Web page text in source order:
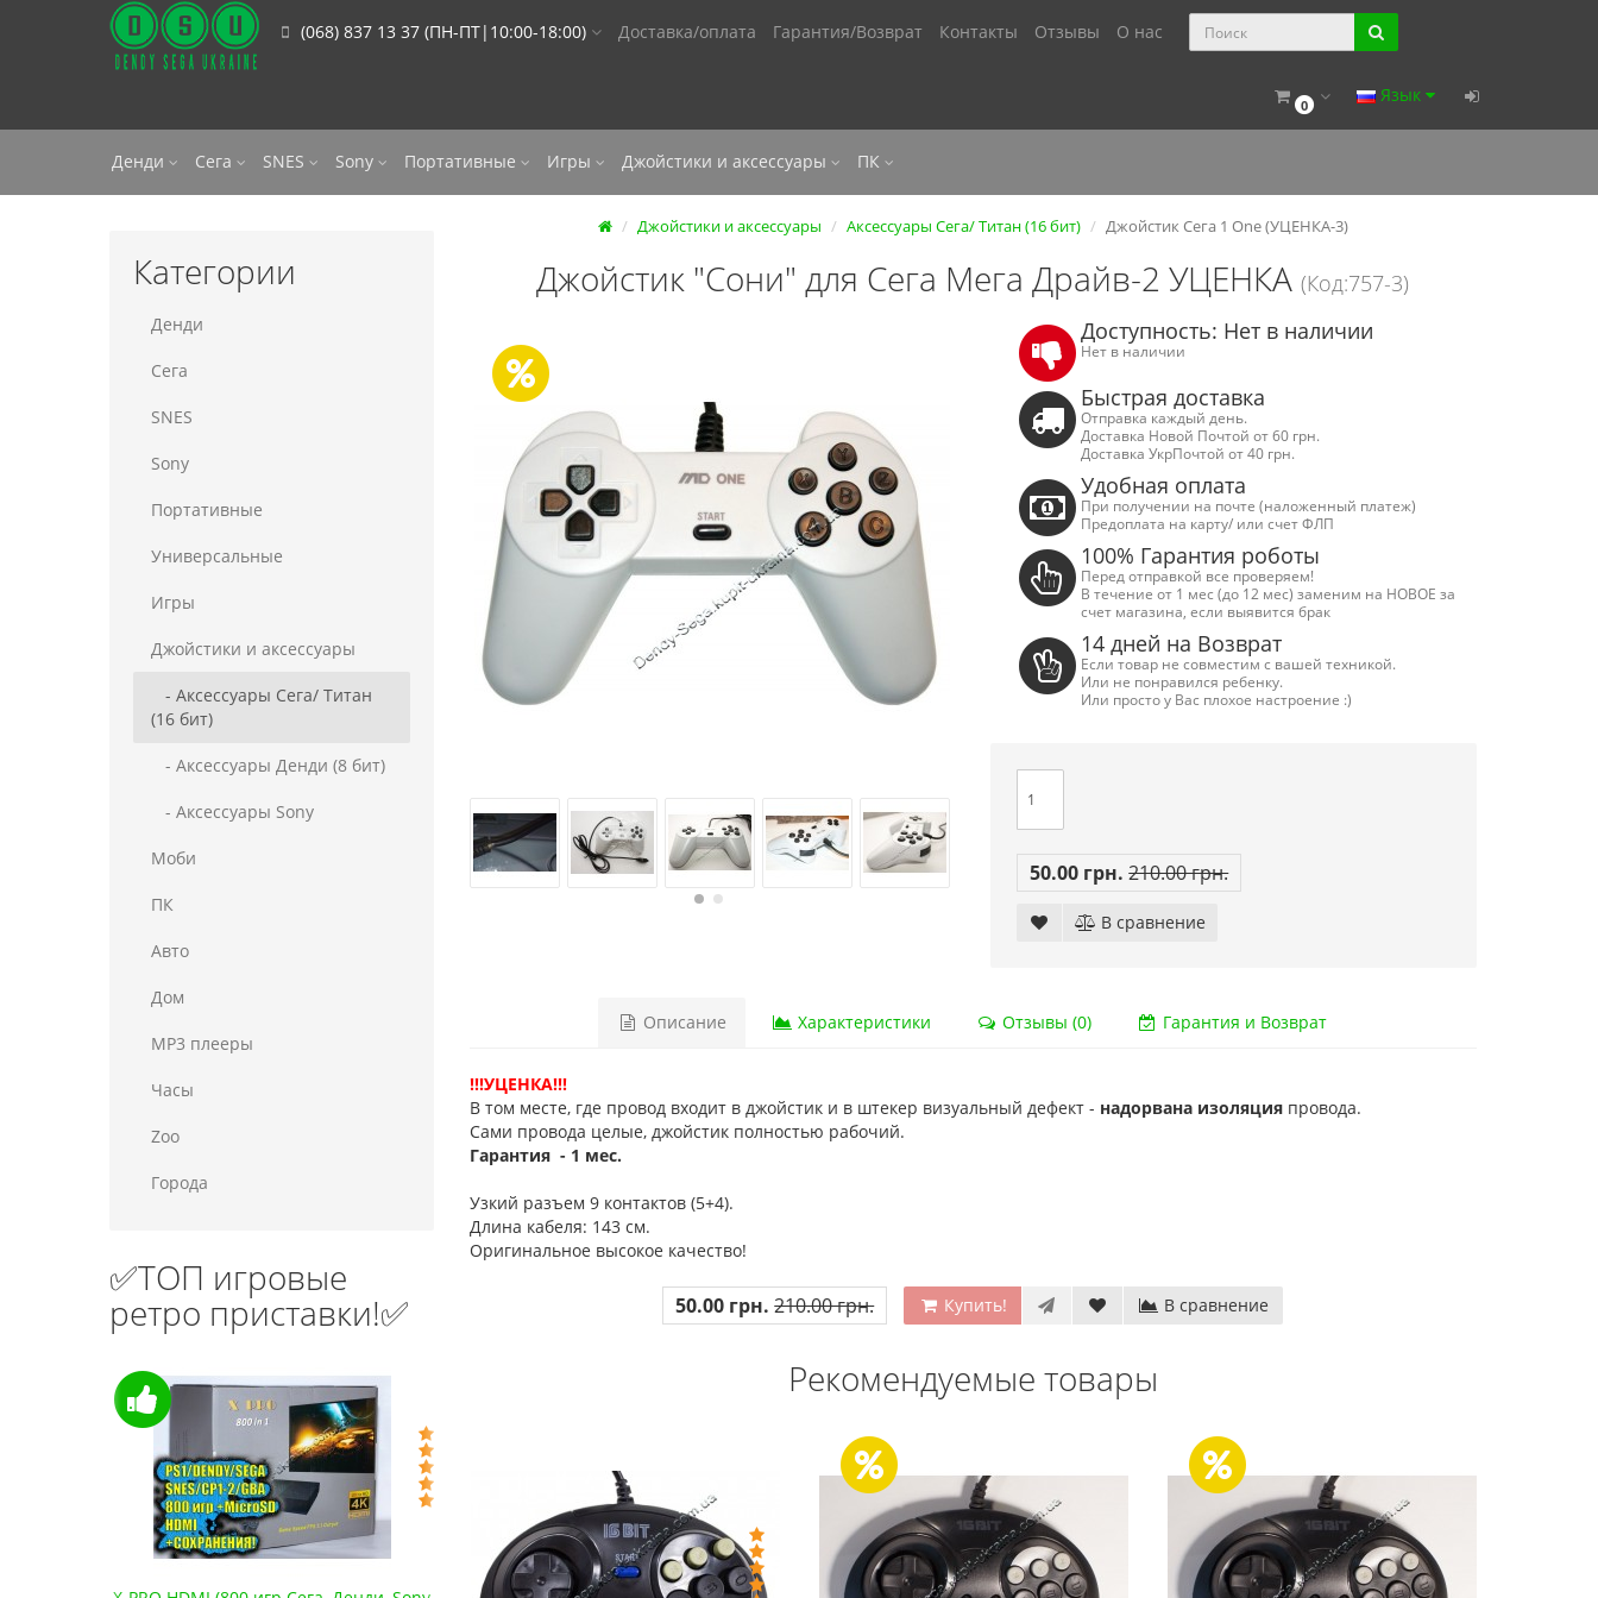
(068) 837 13 37 (ПН-ПТ|10:00-18:00) Доставка/оплата Гарантия/Возврат Контакты Отзывы О нас
0 Язык
Денди Сега SNES Sony Портативные Игры Джойстики и аксессуары ПК
Категории
Денди
Сега
SNES
Sony
Портативные
Универсальные
Игры
Джойстики и аксессуары
- Аксессуары Сега/ Титан
(16 бит)
- Аксессуары Денди (8 бит)
- Аксессуары Sony
Моби
ПК
Авто
Дом
MP3 плееры
Часы
Zoo
Города
✅ТОП игровые
ретро приставки!✅
Джойстики и аксессуары Аксессуары Сега/ Титан (16 бит) Джойстик Сега 1 One (УЦЕНКА-3)
Джойстик "Сони" для Сега Мега Драйв-2 УЦЕНКА (Код:757-3)
Доступность: Нет в наличии
Нет в наличии
Быстрая доставка
Отправка каждый день.
Доставка Новой Почтой от 60 грн.
Доставка УкрПочтой от 40 грн.
Удобная оплата
При получении на почте (наложенный платеж)
Предоплата на карту/ или счет ФЛП
100% Гарантия роботы
Перед отправкой все проверяем!
В течение от 1 мес (до 12 мес) заменим на НОВОЕ за
счет магазина, если выявится брак
14 дней на Возврат
Если товар не совместим с вашей техникой.
Или не понравился ребенку.
Или просто у Вас плохое настроение :)
50.00 грн. 210.00 грн.
В сравнение
Описание Характеристики Отзывы (0) Гарантия и Возврат
!!!УЦЕНКА!!!
В том месте, где провод входит в джойстик и в штекер визуальный дефект - надорвана изоляция провода.
Сами провода целые, джойстик полностью рабочий.
Гарантия - 1 мес.
Узкий разъем 9 контактов (5+4).
Длина кабеля: 143 см.
Оригинальное высокое качество!
50.00 грн. 210.00 грн. Купить! В сравнение
Рекомендуемые товары